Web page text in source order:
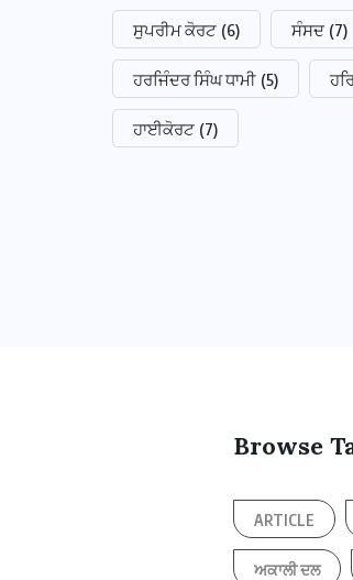
ਸੁਪਰੀਮ ਕੋਰਟ (6) ਸੰਸਦ (7)
ਹਰਜਿੰਦਰ ਸਿੰਘ ਧਾਮੀ (5)
ਹਾਈਕੋਰਟ (7)
Browse
ARTICLE
ਅਕਾਲੀ ਦਲ